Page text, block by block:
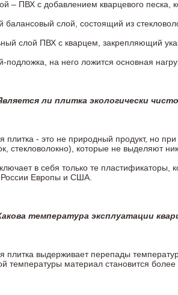
– ПВХ с добавлением кварцевого песка,
балансовый слой, состоящий из
слой ПВХ с кварцем, закрепляющий
подложка, на него ложится основная
ли плитка экологически
плитка - это не природный продукт, но
стекловолокно), которые не выделяют
в себя только те
Европы и США.
температура эксплуатации
плитка выдерживает перепады
температуры материал становится